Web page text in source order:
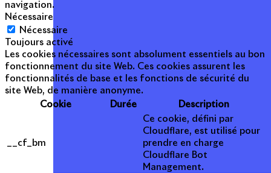
navigation.
Nécessaire
Nécessaire
Toujours activé
Les cookies nécessaires sont absolument essentiels au bon
fonctionnement du site Web. Ces cookies assurent les
fonctionnalités de base et les fonctions de sécurité du
site Web, de manière anonyme.
Cookie
Durée Description
__cf_bm
Ce cookie, défini par
Cloudflare, est utilisé pour
prendre en charge
Cloudflare Bot
Management.